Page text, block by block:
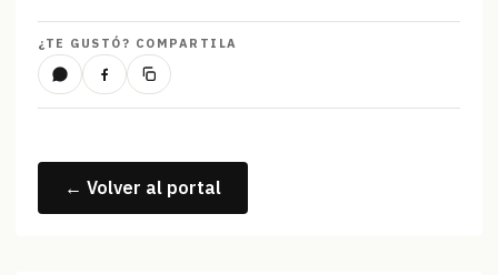
¿TE GUSTÓ? COMPARTILA
← Volver al portal